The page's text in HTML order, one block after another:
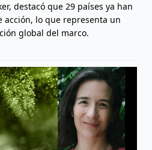
destacó que 29 países ya han
acción, lo que representa un
global del marco.